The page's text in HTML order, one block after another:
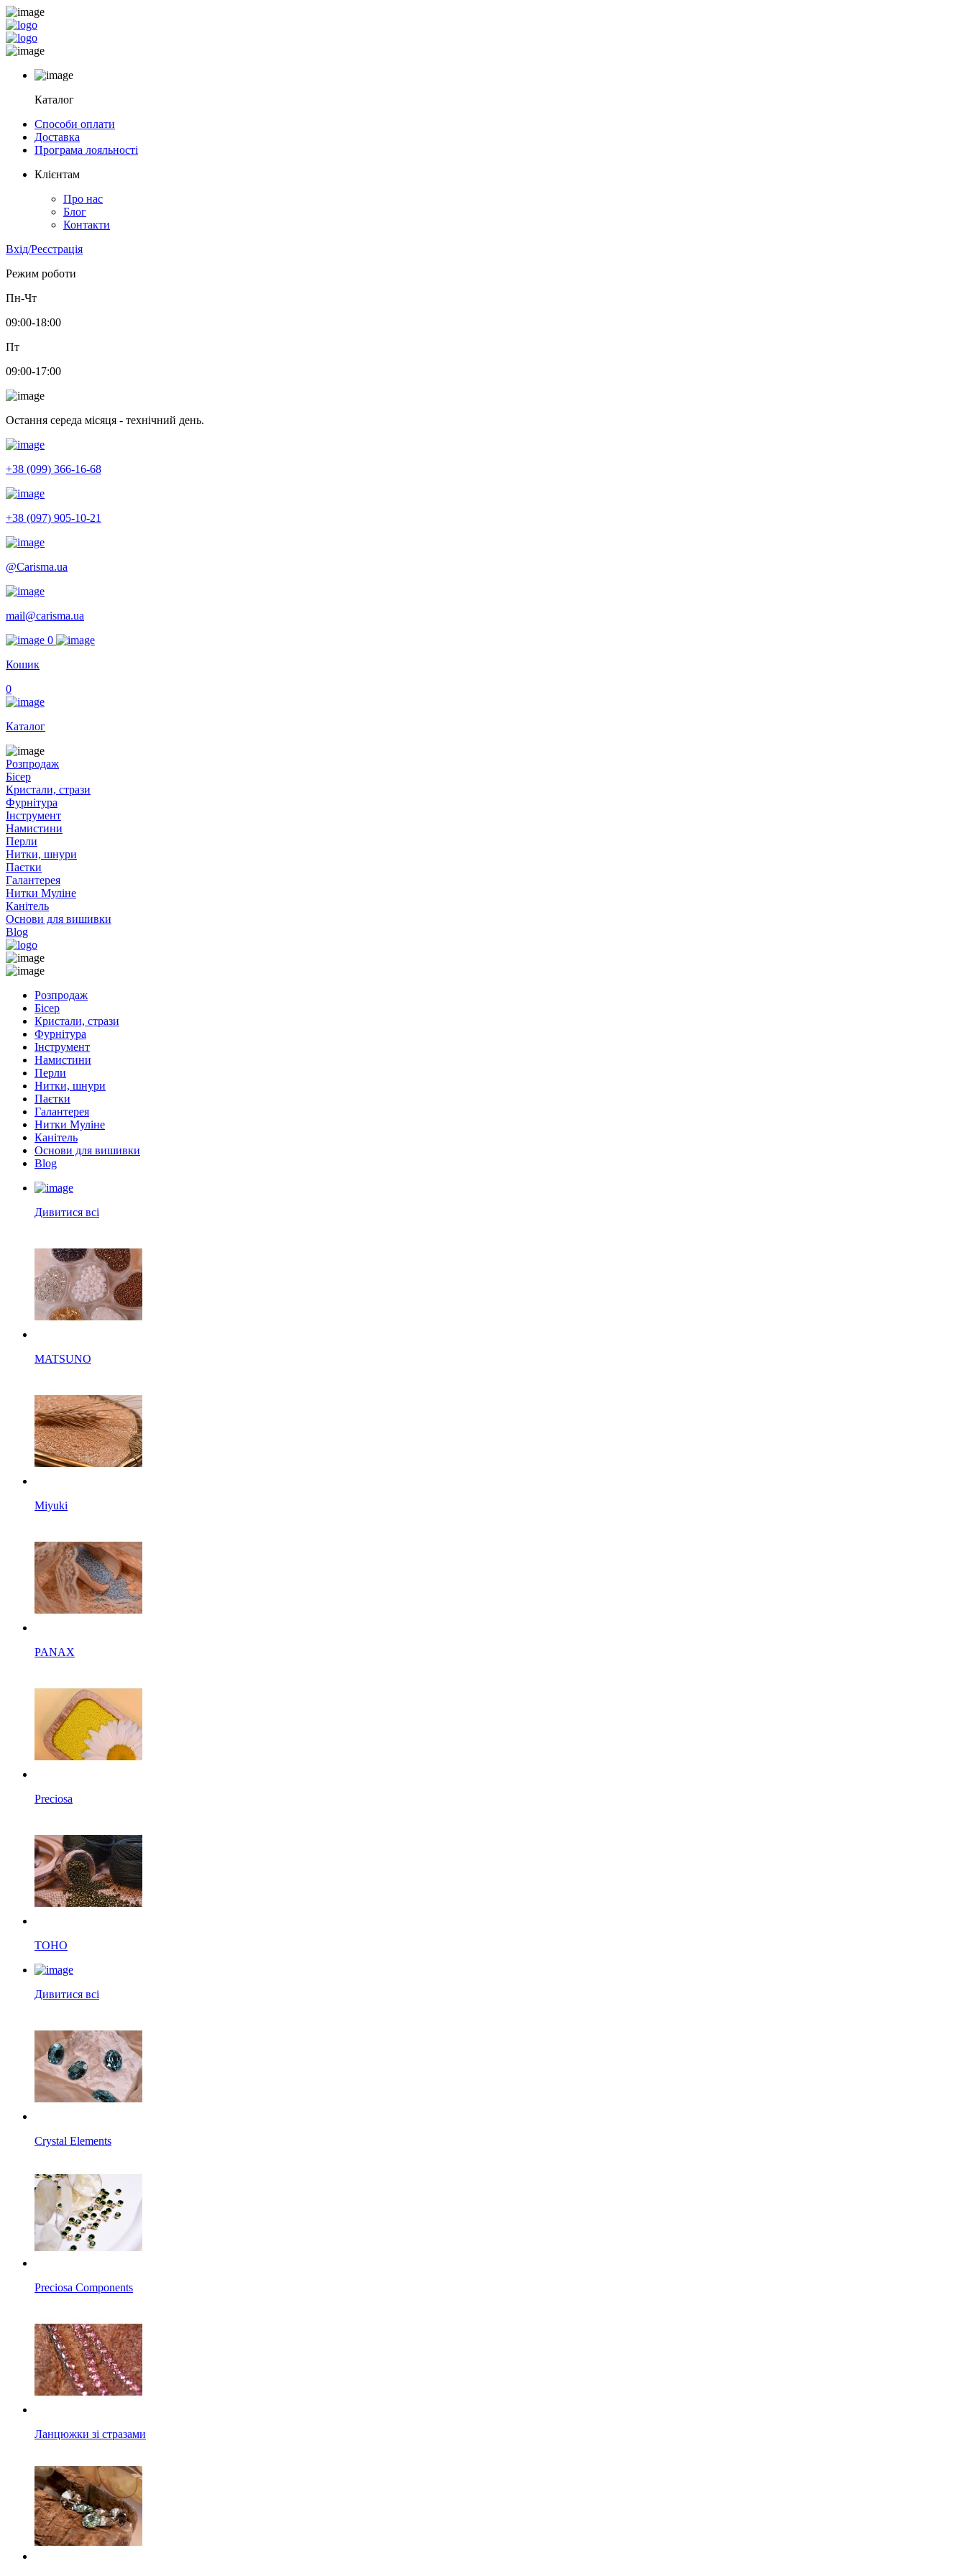
Каталог
Способи оплати
Доставка
Програма лояльності
Клієнтам
Про нас
Блог
Контакти
Вхід/Реєстрація
Режим роботи
Пн-Чт
09:00-18:00
Пт
09:00-17:00
Остання середа місяця - технічний день.
+38 (099) 366-16-68
+38 (097) 905-10-21
@Carisma.ua
mail@carisma.ua
0
Кошик
0
Каталог
Розпродаж
Бісер
Кристали, стрази
Фурнітура
Інструмент
Намистини
Перли
Нитки, шнури
Паєтки
Галантерея
Нитки Муліне
Канітель
Основи для вишивки
Blog
Розпродаж
Бісер
Кристали, стрази
Фурнітура
Інструмент
Намистини
Перли
Нитки, шнури
Паєтки
Галантерея
Нитки Муліне
Канітель
Основи для вишивки
Blog
Дивитися всі
MATSUNO
Miyuki
PANAX
Preciosa
TOHO
Дивитися всі
Crystal Elements
Preciosa Components
Ланцюжки зі стразами